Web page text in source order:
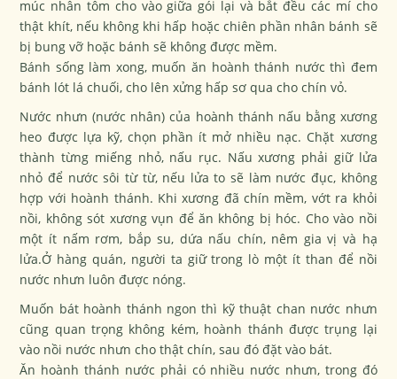
múc nhân tôm cho vào giữa gói lại và bắt đều các mí cho
thật khít, nếu không khi hấp hoặc chiên phần nhân bánh sẽ
bị bung vỡ hoặc bánh sẽ không được mềm.
Bánh sống làm xong, muốn ăn hoành thánh nước thì đem
bánh lót lá chuối, cho lên xửng hấp sơ qua cho chín vỏ.
Nước nhưn (nước nhân) của hoành thánh nấu bằng xương
heo được lựa kỹ, chọn phần ít mở nhiều nạc. Chặt xương
thành từng miếng nhỏ, nấu rục. Nấu xương phải giữ lửa
nhỏ để nước sôi từ từ, nếu lửa to sẽ làm nước đục, không
hợp với hoành thánh. Khi xương đã chín mềm, vớt ra khỏi
nồi, không sót xương vụn để ăn không bị hóc. Cho vào nồi
một ít nấm rơm, bắp su, dứa nấu chín, nêm gia vị và hạ
lửa.Ở hàng quán, người ta giữ trong lò một ít than để nồi
nước nhưn luôn được nóng.
Muốn bát hoành thánh ngon thì kỹ thuật chan nước nhưn
cũng quan trọng không kém, hoành thánh được trụng lại
vào nồi nước nhưn cho thật chín, sau đó đặt vào bát.
Ăn hoành thánh nước phải có nhiều nước nhưn, trong đó